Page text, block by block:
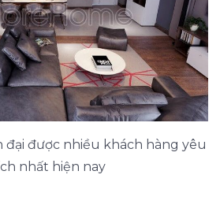
đại được nhiều khách hàng yêu
nhất hiện nay